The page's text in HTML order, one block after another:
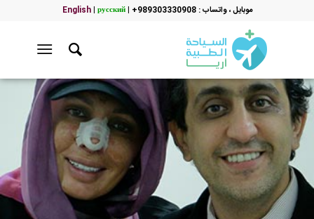
موبایل ، واتساب : 989303330908+ |
English| русский